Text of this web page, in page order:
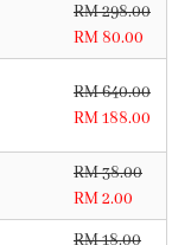
RM 298.00
RM 80.00
RM 640.00
RM 188.00
RM 38.00
RM 2.00
RM 18.00